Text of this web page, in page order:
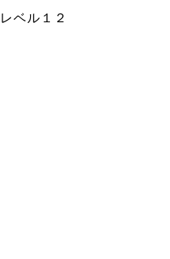
レベル１２